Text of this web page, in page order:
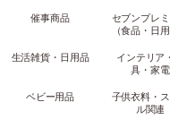
催事商品
セブンプレ
（食品・日用
生活雑貨・日用品
インテリア
具・家電
ベビー用品
子供衣料・
ル関連